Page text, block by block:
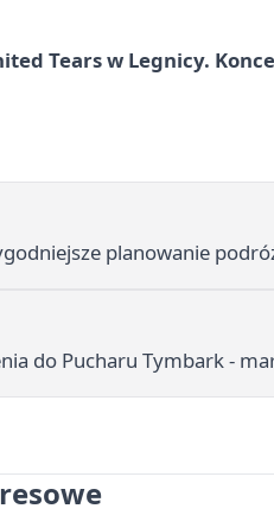
Tears w Legnicy.
planowanie
do Pucharu Tymbark -